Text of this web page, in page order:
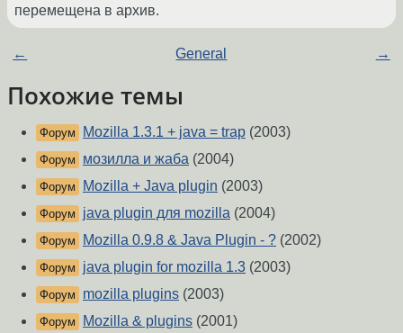
перемещена в архив.
← General →
Похожие темы
Форум Mozilla 1.3.1 + java = trap (2003)
Форум мозилла и жаба (2004)
Форум Mozilla + Java plugin (2003)
Форум java plugin для mozilla (2004)
Форум Mozilla 0.9.8 & Java Plugin - ? (2002)
Форум java plugin for mozilla 1.3 (2003)
Форум mozilla plugins (2003)
Форум Mozilla & plugins (2001)